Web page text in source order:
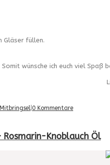
Gläser füllen.
Somit wünsche ich euch viel Spaß
Mitbringsel 0 Kommentare
Rosmarin-Knoblauch Öl